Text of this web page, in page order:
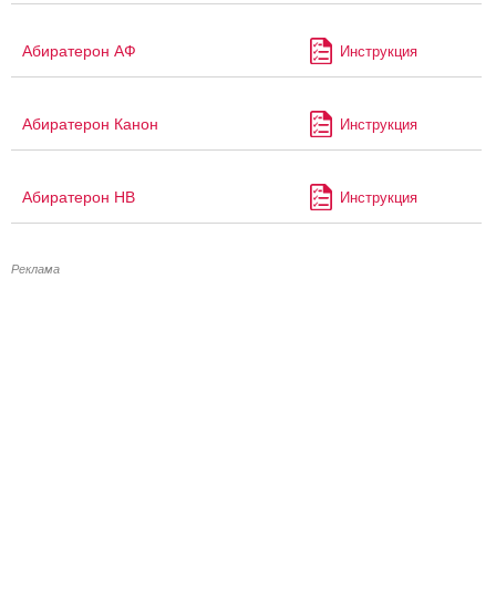
Абиратерон АФ Инструкция
Абиратерон Канон Инструкция
Абиратерон НВ Инструкция
Реклама